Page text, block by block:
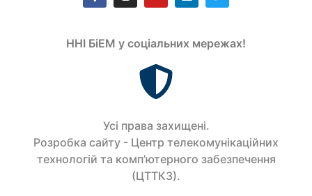
ННІ БіЕМ у соціальних мережах!
Усi права захищенi.
Розробка сайту - Центр телекомунікаційних
технологій та комп’ютерного забезпечення
(ЦТТКЗ).